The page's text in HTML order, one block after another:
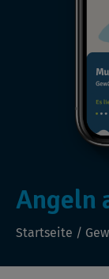
Angeln
Startseite /